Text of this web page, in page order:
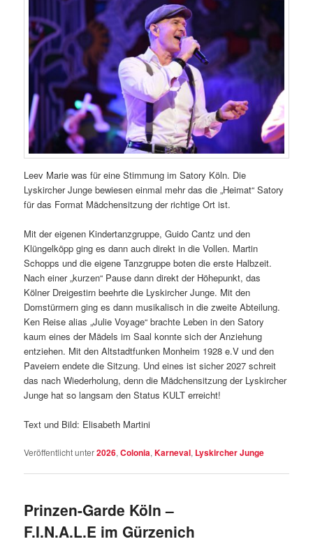
Leev Marie was für eine Stimmung im Satory Köln. Die
Lyskircher Junge bewiesen einmal mehr das die „Heimat“ Satory
für das Format Mädchensitzung der richtige Ort ist.
Mit der eigenen Kindertanzgruppe, Guido Cantz und den
Klüngelköpp ging es dann auch direkt in die Vollen. Martin
Schopps und die eigene Tanzgruppe boten die erste Halbzeit.
Nach einer „kurzen“ Pause dann direkt der Höhepunkt, das
Kölner Dreigestirn beehrte die Lyskircher Junge. Mit den
Domstürmern ging es dann musikalisch in die zweite Abteilung.
Ken Reise alias „Julie Voyage“ brachte Leben in den Satory
kaum eines der Mädels im Saal konnte sich der Anziehung
entziehen. Mit den Altstadtfunken Monheim 1928 e.V und den
Paveiern endete die Sitzung. Und eines ist sicher 2027 schreit
das nach Wiederholung, denn die Mädchensitzung der Lyskircher
Junge hat so langsam den Status KULT erreicht!
Text und Bild: Elisabeth Martini
Veröffentlicht unter2026,Colonia,Karneval, Lyskircher Junge
Prinzen-Garde Köln –
F.I.N.A.L.E im Gürzenich